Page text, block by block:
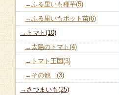
→ふる里いも種芋(5)
→ふる里いもポット苗(6)
→トマト(10)
→太陽のトマト(4)
→トマト王国(3)
→その他 (3)
→さつまいも(25)